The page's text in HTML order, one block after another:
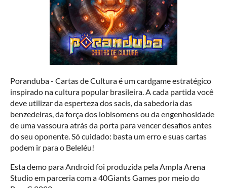
Poranduba - Cartas de Cultura é um cardgame estratégico
inspirado na cultura popular brasileira. A cada partida você
deve utilizar da esperteza dos sacis, da sabedoria das
benzedeiras, da força dos lobisomens ou da engenhosidade
de uma vassoura atrás da porta para vencer desafios antes
do seu oponente. Só cuidado: basta um erro e suas cartas
podem ir para o Beleléu!
Esta demo para Android foi produzida pela Ampla Arena
Studio em parceria com a 40Giants Games por meio do